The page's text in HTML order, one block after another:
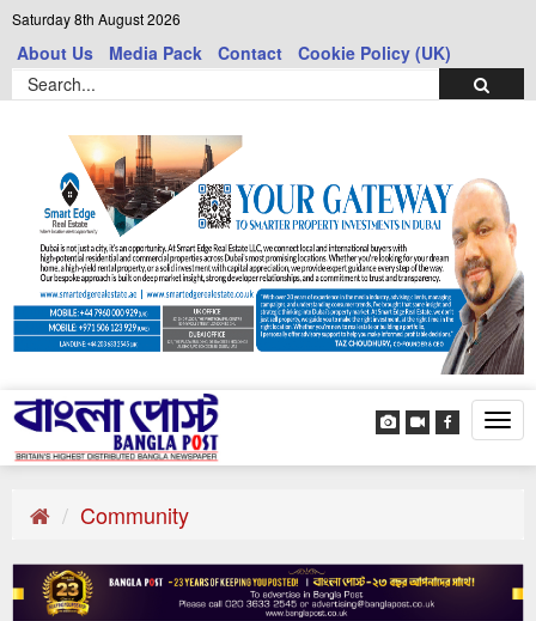
Saturday 8th August 2026
About Us Media Pack Contact Cookie Policy (UK)
Community